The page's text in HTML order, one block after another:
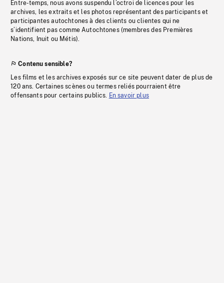
Entre-temps, nous avons suspendu l’octroi de licences pour les
archives, les extraits et les photos représentant des participants et
participantes autochtones à des clients ou clientes qui ne
s’identifient pas comme Autochtones (membres des Premières
Nations, Inuit ou Métis).
Contenu sensible?
Les films et les archives exposés sur ce site peuvent dater de plus de
120 ans. Certaines scènes ou termes reliés pourraient être
offensants pour certains publics. En savoir plus